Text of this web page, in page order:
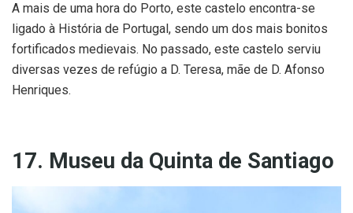
A mais de uma hora do Porto, este castelo encontra-se
ligado à História de Portugal, sendo um dos mais bonitos
fortificados medievais. No passado, este castelo serviu
diversas vezes de refúgio a D. Teresa, mãe de D. Afonso
Henriques.
17. Museu da Quinta de Santiago